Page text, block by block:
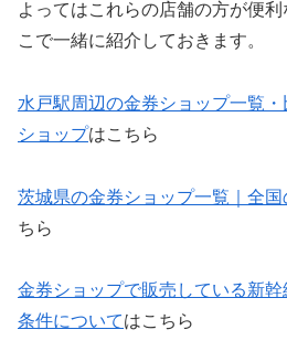
よってはこれらの店舗の方が便
こで一緒に紹介しておきます。
水戸駅周辺の金券ショップ一覧
ショップはこちら
茨城県の金券ショップ一覧｜全
ちら
金券ショップで販売している新
条件についてはこちら